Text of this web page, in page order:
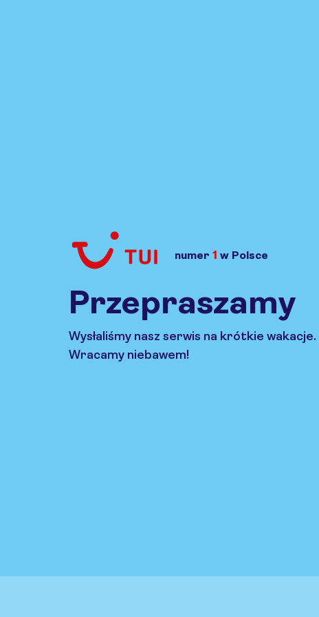
numer 1 w Polsce
Przepraszamy
Wysłaliśmy nasz serwis na krótkie wakacje.
Wracamy niebawem!